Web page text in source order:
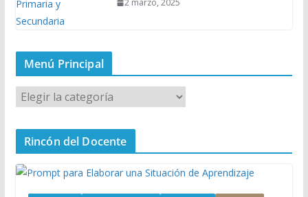
2 marzo, 2025
Menú Principal
M
e
n
P
Rincón del Docente